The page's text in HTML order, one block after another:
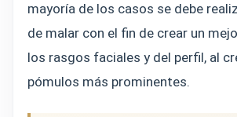
mayoría de los casos se debe
de malar con el fin de crear un
los rasgos faciales y del perfil, al
pómulos más prominentes.